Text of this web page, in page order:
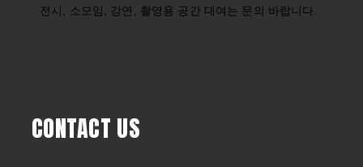
전시, 소모임, 강연, 촬영용 공간 대여는 문의 바랍니다.
CONTACT US